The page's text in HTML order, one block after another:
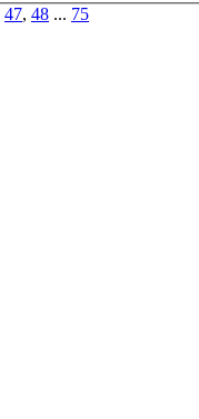
47, 48 ... 75